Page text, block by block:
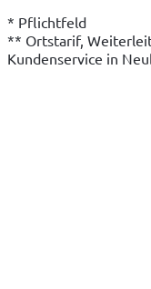
* Pflichtfeld
** Ortstarif,
Kundenservice in